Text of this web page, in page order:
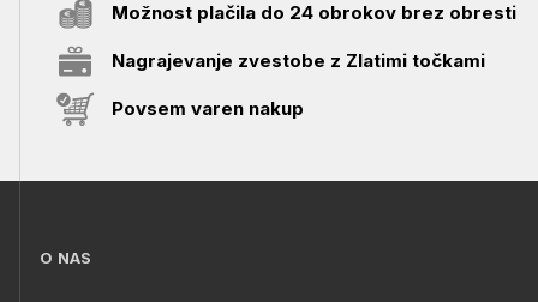
Možnost plačila do 24 obrokov brez obresti
Nagrajevanje zvestobe z Zlatimi točkami
Povsem varen nakup
O NAS